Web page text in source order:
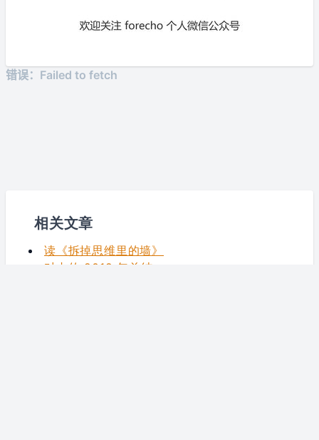
相关文章
读《拆掉思维里的墙》
对内的 2012 年总结